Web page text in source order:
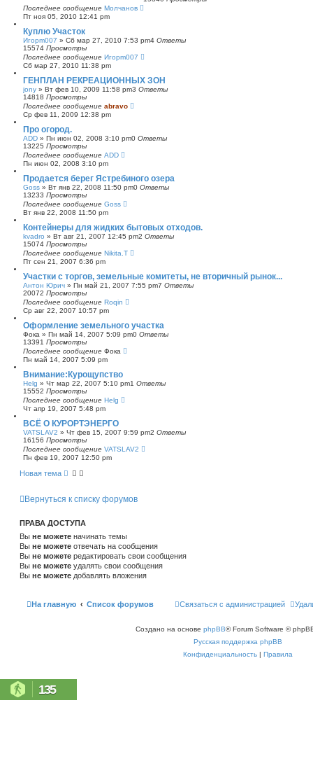
Последнее сообщение Молчанов
Пт ноя 05, 2010 12:41 pm
Куплю Участок
Игорm007 » Сб мар 27, 2010 7:53 pm4 Ответы
15574 Просмотры
Последнее сообщение Игорm007
Сб мар 27, 2010 11:38 pm
ГЕНПЛАН РЕКРЕАЦИОННЫХ ЗОН
jony » Вт фев 10, 2009 11:58 pm3 Ответы
14818 Просмотры
Последнее сообщение abravo
Ср фев 11, 2009 12:38 pm
Про огород.
ADD » Пн июн 02, 2008 3:10 pm0 Ответы
13225 Просмотры
Последнее сообщение ADD
Пн июн 02, 2008 3:10 pm
Продается берег Ястребиного озера
Goss » Вт янв 22, 2008 11:50 pm0 Ответы
13233 Просмотры
Последнее сообщение Goss
Вт янв 22, 2008 11:50 pm
Контейнеры для жидких бытовых отходов.
kvadro » Вт авг 21, 2007 12:45 pm2 Ответы
15074 Просмотры
Последнее сообщение Nikita.T
Пт сен 21, 2007 6:36 pm
Участки с торгов, земельные комитеты, не вторичный рынок...
Антон Юрич » Пн май 21, 2007 7:55 pm7 Ответы
20072 Просмотры
Последнее сообщение Roqin
Ср авг 22, 2007 10:57 pm
Оформление земельного участка
Фока » Пн май 14, 2007 5:09 pm0 Ответы
13391 Просмотры
Последнее сообщение Фока
Пн май 14, 2007 5:09 pm
Внимание:Курощупство
Helg » Чт мар 22, 2007 5:10 pm1 Ответы
15552 Просмотры
Последнее сообщение Helg
Чт апр 19, 2007 5:48 pm
ВСЁ О КУРОРТЭНЕРГО
VATSLAV2 » Чт фев 15, 2007 9:59 pm2 Ответы
16156 Просмотры
Последнее сообщение VATSLAV2
Пн фев 19, 2007 12:50 pm
Новая тема
Вернуться к списку форумов
ПРАВА ДОСТУПА
Вы не можете начинать темы
Вы не можете отвечать на сообщения
Вы не можете редактировать свои сообщения
Вы не можете удалять свои сообщения
Вы не можете добавлять вложения
На главную Список форумов Связаться с администрацией
Создано на основе phpBB® Forum Software ©
Русская поддержка phpBB
Конфиденциальность | Правила
135